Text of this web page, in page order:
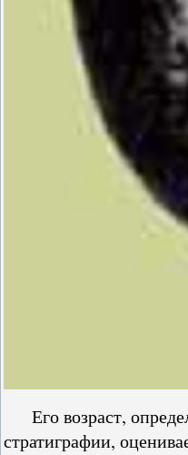
Его возраст,
стратиграфии,